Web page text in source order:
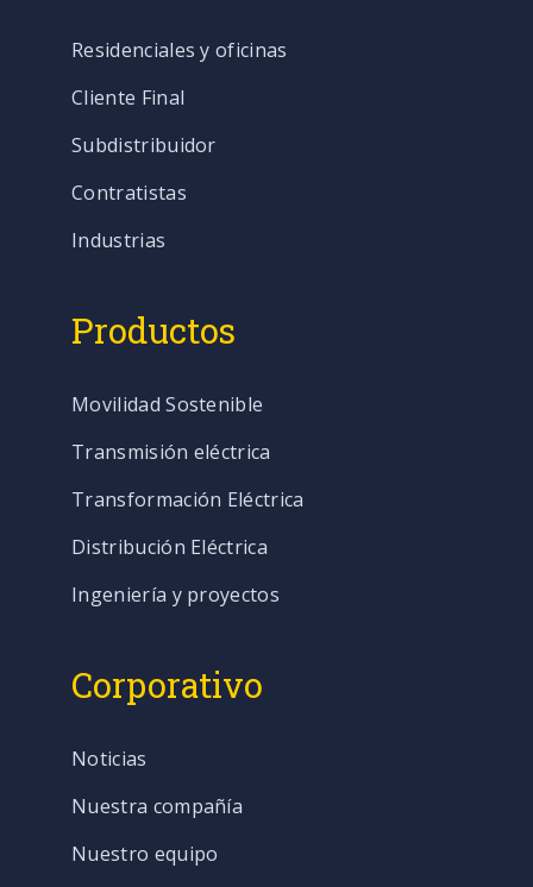
Residenciales y oficinas
Cliente Final
Subdistribuidor
Contratistas
Industrias
Productos
Movilidad Sostenible
Transmisión eléctrica
Transformación Eléctrica
Distribución Eléctrica
Ingeniería y proyectos
Corporativo
Noticias
Nuestra compañía
Nuestro equipo